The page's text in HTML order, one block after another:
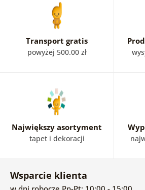
Transport gratis
powyżej 500.00 zł
Największy asortyment
tapet i dekoracji
Wsparcie klienta